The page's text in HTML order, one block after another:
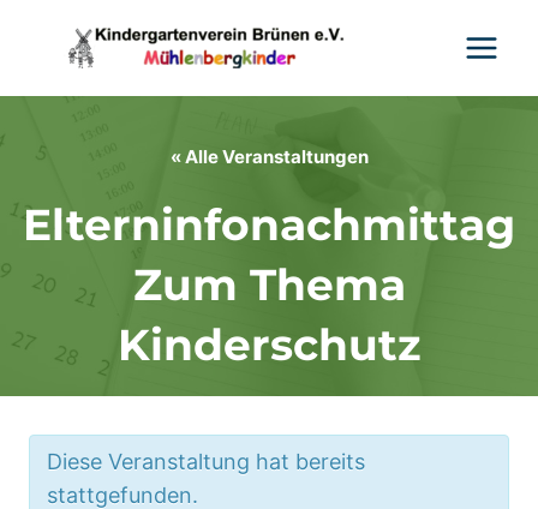
« Alle Veranstaltungen
Elterninfonachmittag
Zum Thema
Kinderschutz
Diese Veranstaltung hat bereits
stattgefunden.